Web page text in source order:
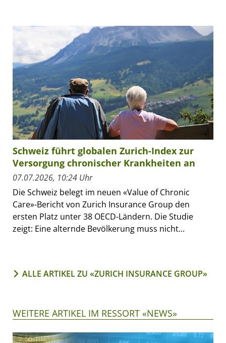
Schweiz führt globalen Zurich-Index zur
Versorgung chronischer Krankheiten an
07.07.2026, 10:24 Uhr
Die Schweiz belegt im neuen «Value of Chronic
Care»-Bericht von Zurich Insurance Group den
ersten Platz unter 38 OECD-Ländern. Die Studie
zeigt: Eine alternde Bevölkerung muss nicht...
ALLE ARTIKEL ZU «ZURICH INSURANCE GROUP»
WEITERE ARTIKEL IM RESSORT «NEWS»